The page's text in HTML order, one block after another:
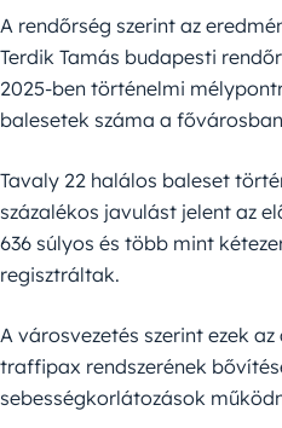
A rendőrség szerint az
Terdik Tamás budapesti
2025-ben történelmi
balesetek száma a
Tavaly 22 halálos baleset
százalékos javulást jelent az
636 súlyos és több mint
regisztráltak.
A városvezetés szerint ezek
traffipax rendszerének
sebességkorlátozások